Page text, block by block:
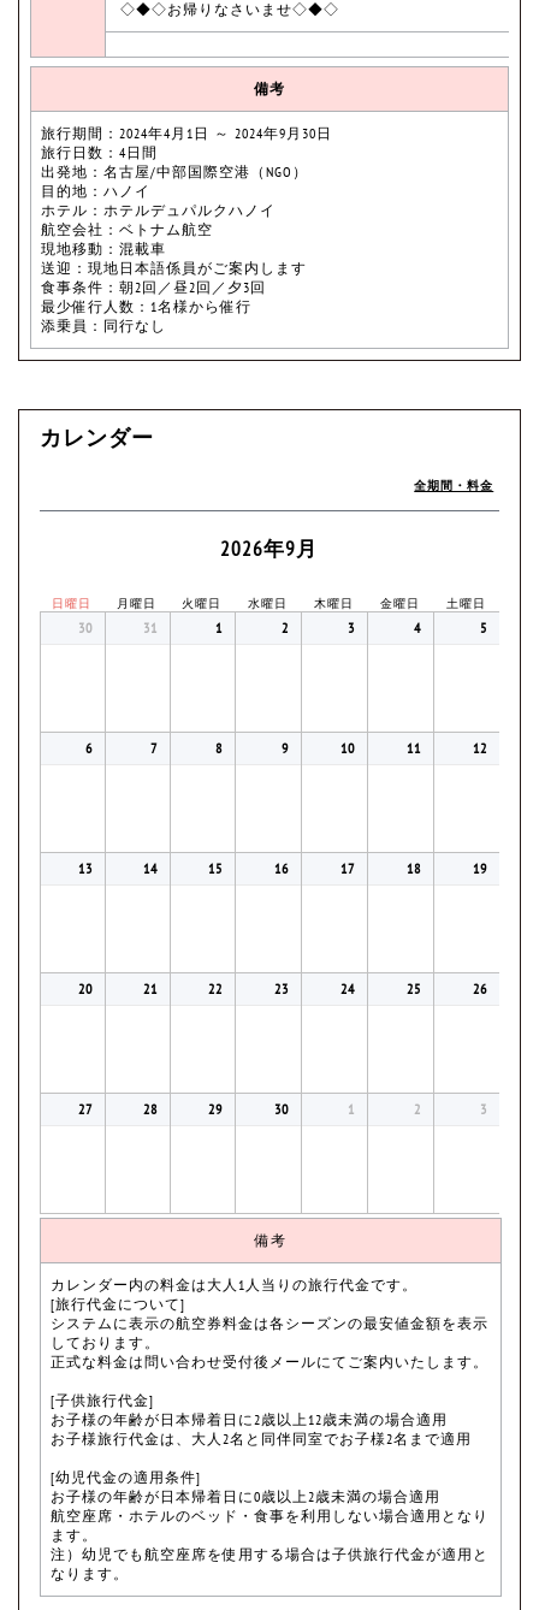
◇◆◇お帰りなさいませ◇◆◇
備考
旅行期間：2024年4月1日 ～ 2024年9月30日
旅行日数：4日間
出発地：名古屋/中部国際空港（NGO）
目的地：ハノイ
ホテル：ホテルデュパルクハノイ
航空会社：ベトナム航空
現地移動：混載車
送迎：現地日本語係員がご案内します
食事条件：朝2回／昼2回／夕3回
最少催行人数：1名様から催行
添乗員：同行なし
カレンダー
全期間・料金
2026年9月
日曜日 月曜日 火曜日 水曜日 木曜日 金曜日 土曜日
30 31 1 2 3 4 5
6 7 8 9 10 11 12
13 14 15 16 17 18 19
20 21 22 23 24 25 26
27 28 29 30 1 2 3
備考
カレンダー内の料金は大人1人当りの旅行代金です。
[旅行代金について]
システムに表示の航空券料金は各シーズンの最安値金額を表示
しております。
正式な料金は問い合わせ受付後メールにてご案内いたします。
[子供旅行代金]
お子様の年齢が日本帰着日に2歳以上12歳未満の場合適用
お子様旅行代金は、大人2名と同伴同室でお子様2名まで適用
[幼児代金の適用条件]
お子様の年齢が日本帰着日に0歳以上2歳未満の場合適用
航空座席・ホテルのベッド・食事を利用しない場合適用となり
ます。
注）幼児でも航空座席を使用する場合は子供旅行代金が適用と
なります。